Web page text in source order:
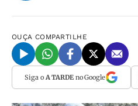
OUÇA COMPARTILHE
Siga o A TARDEno Google